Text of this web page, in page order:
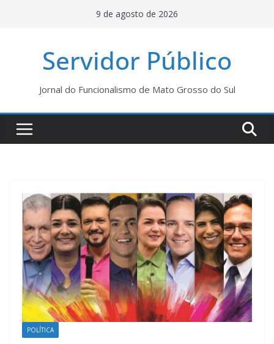
9 de agosto de 2026
Servidor Público
Jornal do Funcionalismo de Mato Grosso do Sul
POLÍTICA